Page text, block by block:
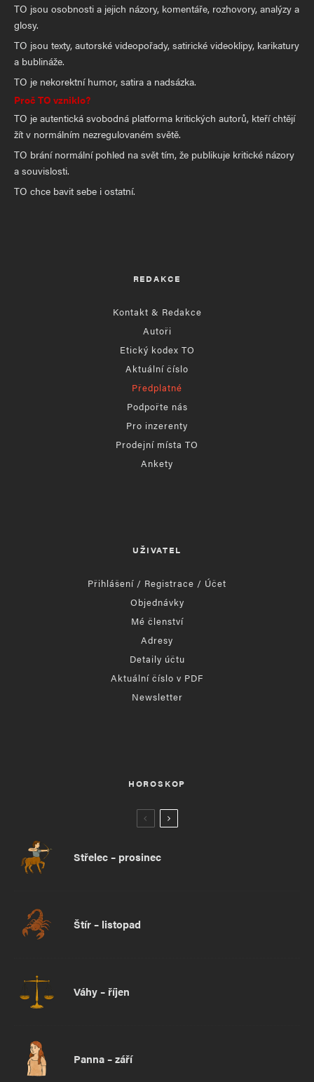
TO jsou osobnosti a jejich názory, komentáře, rozhovory, analýzy a
glosy.
TO jsou texty, autorské videopořady, satirické videoklipy, karikatury
a bublináže.
TO je nekorektní humor, satira a nadsázka.
Proč TO vzniklo?
TO je autentická svobodná platforma kritických autorů, kteří chtějí
žít v normálním nezregulovaném světě.
TO brání normální pohled na svět tím, že publikuje kritické názory
a souvislosti.
TO chce bavit sebe i ostatní.
REDAKCE
Kontakt & Redakce
Autoři
Etický kodex TO
Aktuální číslo
Předplatné
Podpořte nás
Pro inzerenty
Prodejní místa TO
Ankety
UŽIVATEL
Přihlášení / Registrace / Účet
Objednávky
Mé členství
Adresy
Detaily účtu
Aktuální číslo v PDF
Newsletter
HOROSKOP
Střelec – prosinec
Štír – listopad
Váhy – říjen
Panna – září